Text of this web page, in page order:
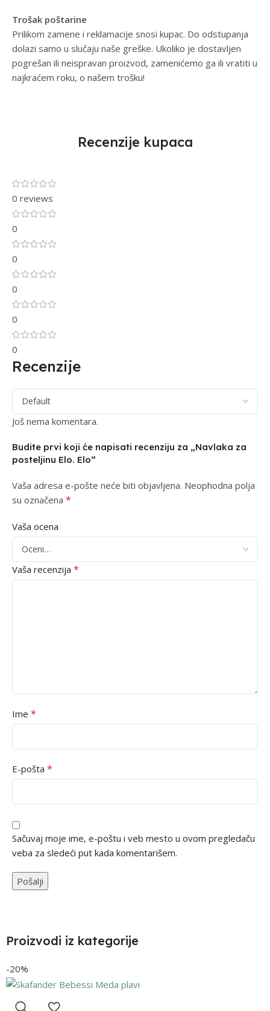
Trošak poštarine
Prilikom zamene i reklamacije snosi kupac. Do odstupanja
dolazi samo u slučaju naše greške. Ukoliko je dostavljen
pogrešan ili neispravan proizvod, zamenićemo ga ili vratiti u
najkraćem roku, o našem trošku!
Recenzije kupaca
0 reviews
0
0
0
0
0
Recenzije
Još nema komentara.
Budite prvi koji će napisati recenziju za „Navlaka za
posteljinu Elo. Elo“
Vaša adresa e-pošte neće biti objavljena. Neophodna polja
su označena *
Vaša ocena
Vaša recenzija *
Ime *
E-pošta *
Sačuvaj moje ime, e-poštu i veb mesto u ovom pregledaču
veba za sledeći put kada komentarišem.
Proizvodi iz kategorije
-20%